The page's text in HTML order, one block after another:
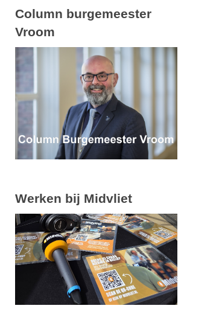
Column burgemeester
Vroom
Werken bij Midvliet